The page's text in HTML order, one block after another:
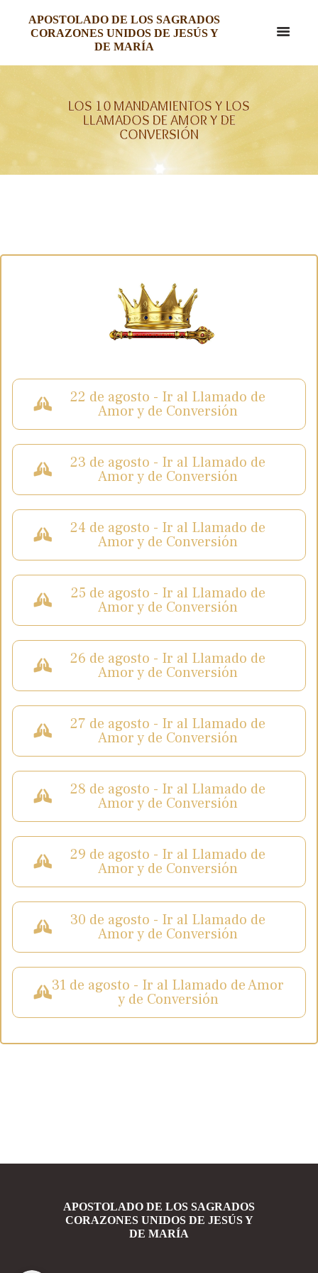
APOSTOLADO DE LOS SAGRADOS
CORAZONES UNIDOS DE JESÚS Y
DE MARÍA
LOS 10 MANDAMIENTOS Y LOS
LLAMADOS DE AMOR Y DE
CONVERSIÓN
22 de agosto - Ir al Llamado de
Amor y de Conversión
23 de agosto - Ir al Llamado de
Amor y de Conversión
24 de agosto - Ir al Llamado de
Amor y de Conversión
25 de agosto - Ir al Llamado de
Amor y de Conversión
26 de agosto - Ir al Llamado de
Amor y de Conversión
27 de agosto - Ir al Llamado de
Amor y de Conversión
28 de agosto - Ir al Llamado de
Amor y de Conversión
29 de agosto - Ir al Llamado de
Amor y de Conversión
30 de agosto - Ir al Llamado de
Amor y de Conversión
31 de agosto - Ir al Llamado de Amor
y de Conversión
APOSTOLADO DE LOS SAGRADOS
CORAZONES UNIDOS DE JESÚS Y
DE MARÍA